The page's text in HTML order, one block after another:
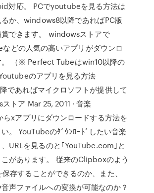
対応。 PCでyoutubeを見る方法は
か、windows8以降であればPC版
できます。 windowsストアで
どの人気の高いアプリがダウンロ
。 （※ Perfect Tubeはwin10以降の
のアプリを見る方法
であればマイクロソフトが提供して
トア Mar 25, 2011 · 音楽
xアプリにダウンロードする方法を
。 YouTubeのﾀﾞｳﾝﾛｰﾄﾞしたい音楽
URLを見るのと｢YouTube.com｣と
があります。 従来のClipboxのよう
存することができるのか、また、
声ファイルへの変換が可能なのか？